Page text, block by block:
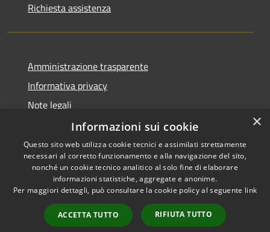
Richiesta assistenza
Amministrazione trasparente
Informativa privacy
Note legali
Dichiarazione di accessibilità
RSS
Accessibilità
Copyright © 2026 • Comune di
byMunicipium
Accesso
redazione
×
Informazioni sui cookie
Questo sito web utilizza cookie tecnici e assimilati strettamente
necessari al corretto funzionamento e alla navigazione del sito,
nonché un cookie tecnico analitico al solo fine di elaborare
informazioni statistiche, aggregate e anonime.
Per maggiori dettagli, può consultare la cookie policy al seguente link
ACCETTA TUTTO RIFIUTA TUTTO